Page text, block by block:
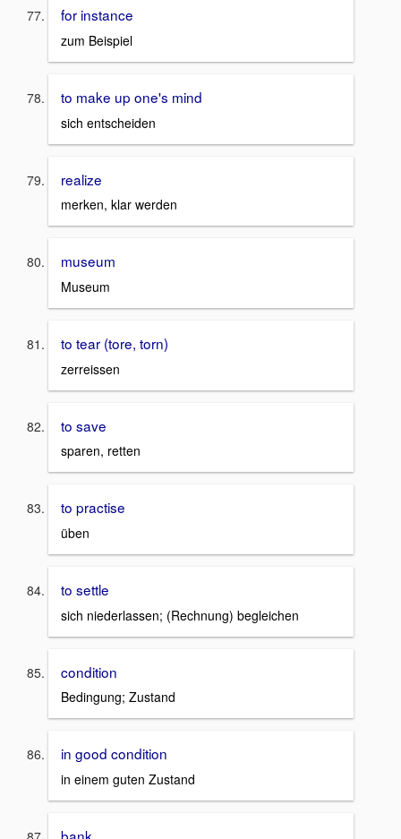
for instance
zum Beispiel
to make up one's mind
sich entscheiden
realize
merken, klar werden
museum
Museum
to tear (tore, torn)
zerreissen
to save
sparen, retten
to practise
üben
to settle
sich niederlassen; (Rechnung) begleichen
condition
Bedingung; Zustand
in good condition
in einem guten Zustand